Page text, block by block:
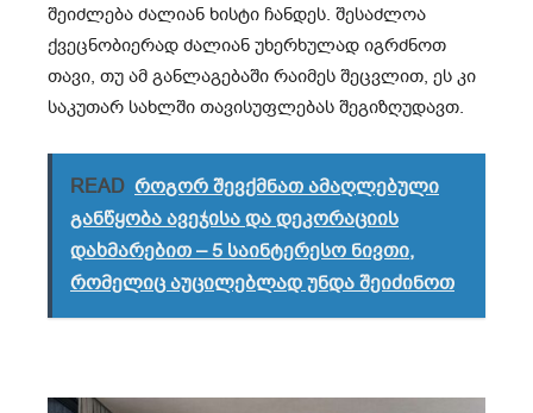
შეიძლება ძალიან ხისტი ჩანდეს. შესაძლოა
ქვეცნობიერად ძალიან უხერხულად იგრძნოთ
თავი, თუ ამ განლაგებაში რაიმეს შეცვლით, ეს კი
საკუთარ სახლში თავისუფლებას შეგიზღუდავთ.
READ როგორ შევქმნათ ამაღლებული
განწყობა ავეჯისა და დეკორაციის
დახმარებით – 5 საინტერესო ნივთი,
რომელიც აუცილებლად უნდა შეიძინოთ